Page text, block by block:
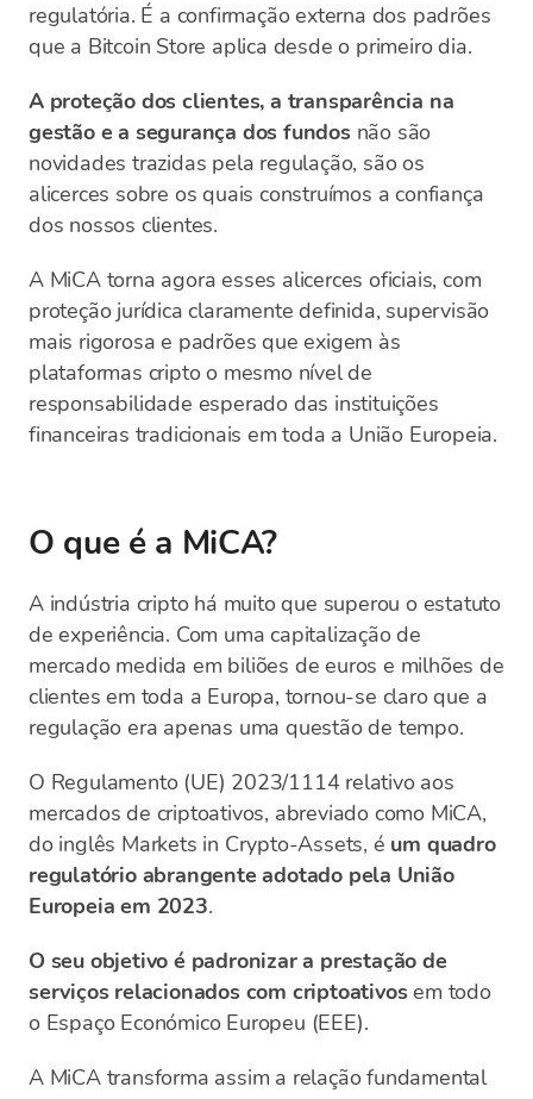
regulatória. É a confirmação externa dos padrões
que a Bitcoin Store aplica desde o primeiro dia.
A proteção dos clientes, a transparência na
gestão e a segurança dos fundos não são
novidades trazidas pela regulação, são os
alicerces sobre os quais construímos a confiança
dos nossos clientes.
A MiCA torna agora esses alicerces oficiais, com
proteção jurídica claramente definida, supervisão
mais rigorosa e padrões que exigem às
plataformas cripto o mesmo nível de
responsabilidade esperado das instituições
financeiras tradicionais em toda a União Europeia.
O que é a MiCA?
A indústria cripto há muito que superou o estatuto
de experiência. Com uma capitalização de
mercado medida em biliões de euros e milhões de
clientes em toda a Europa, tornou-se claro que a
regulação era apenas uma questão de tempo.
O Regulamento (UE) 2023/1114 relativo aos
mercados de criptoativos, abreviado como MiCA,
do inglês Markets in Crypto-Assets, é um quadro
regulatório abrangente adotado pela União
Europeia em 2023.
O seu objetivo é padronizar a prestação de
serviços relacionados com criptoativos em todo
o Espaço Económico Europeu (EEE).
A MiCA transforma assim a relação fundamental